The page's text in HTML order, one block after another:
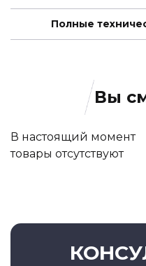
Полные
Вы
В настоящий момент
товары отсутствуют